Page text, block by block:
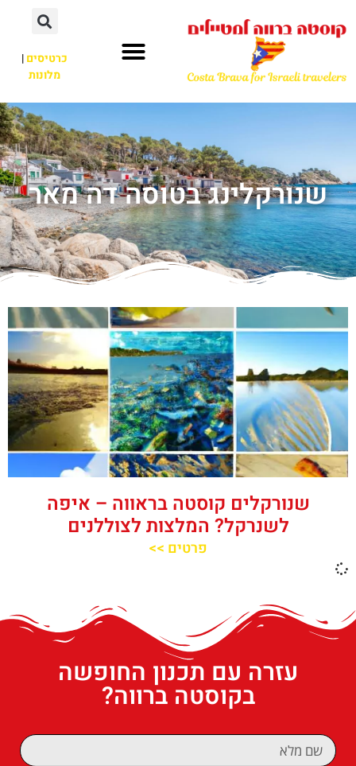
כרטיסים|
מלונות
שנורקלינג בטוסה דה מאר
שנורקלים קוסטה בראווה – איפה
לשנרקל? המלצות לצוללנים
פרטים >>
עזרה עם תכנון החופשה
בקוסטה ברווה?